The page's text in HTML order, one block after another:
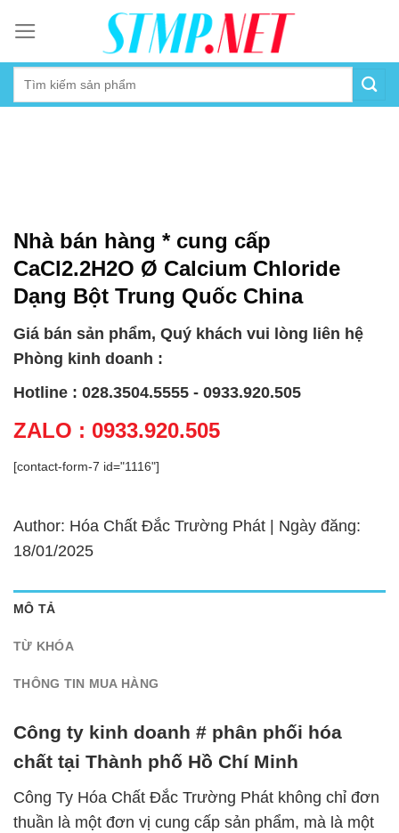
content
Nhà bán hàng * cung cấp
CaCl2.2H2O Ø Calcium Chloride
Dạng Bột Trung Quốc China
Giá bán sản phẩm, Quý khách vui lòng liên hệ
Phòng kinh doanh :
Hotline : 028.3504.5555 - 0933.920.505
ZALO : 0933.920.505
[contact-form-7 id="1116"]
Author: Hóa Chất Đắc Trường Phát | Ngày đăng:
18/01/2025
MÔ TẢ
TỪ KHÓA
THÔNG TIN MUA HÀNG
Công ty kinh doanh # phân phối hóa
chất tại Thành phố Hồ Chí Minh
Công Ty Hóa Chất Đắc Trường Phát không chỉ đơn
thuần là một đơn vị cung cấp sản phẩm, mà là một